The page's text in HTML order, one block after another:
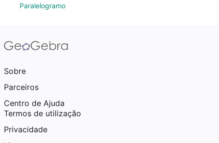
Paralelogramo
Sobre
Parceiros
Centro de Ajuda
Termos de utilização
Privacidade